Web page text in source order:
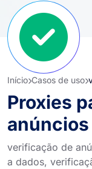
Início Casos de uso
Proxies
anúncios
verificação de
a dados,